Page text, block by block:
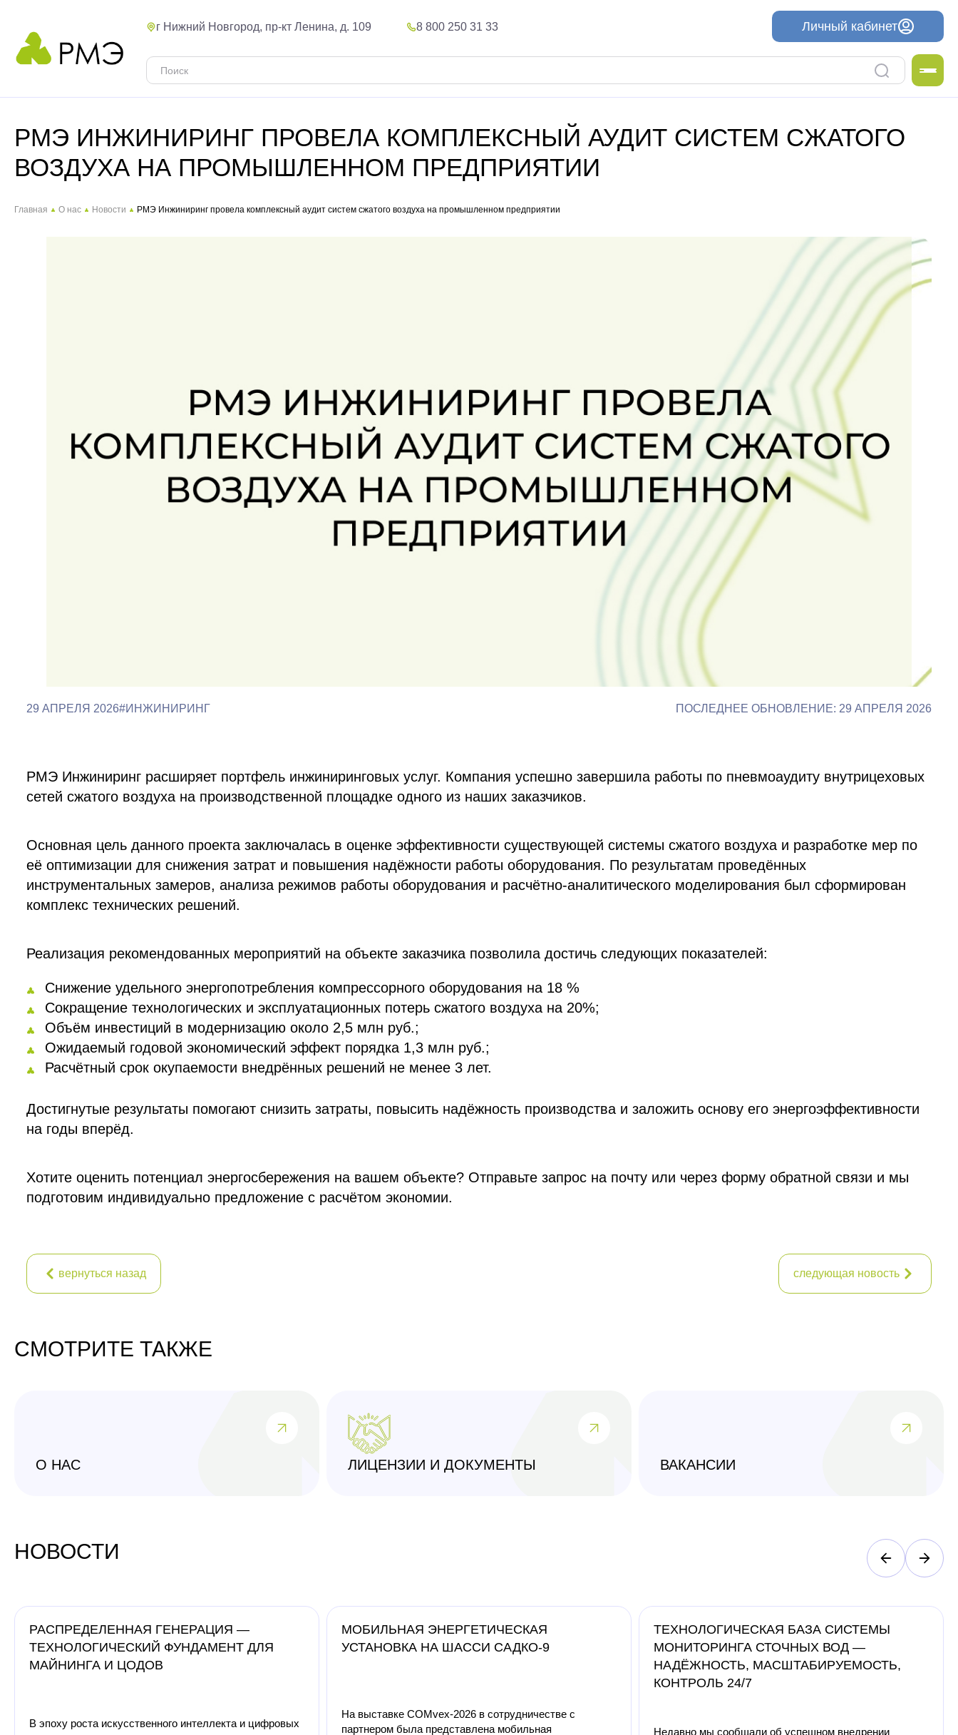
г Нижний Новгород, пр-кт Ленина, д. 109 8 800 250 31 33 Личный кабинет
РМЭ ИНЖИНИРИНГ ПРОВЕЛА КОМПЛЕКСНЫЙ АУДИТ СИСТЕМ СЖАТОГО
ВОЗДУХА НА ПРОМЫШЛЕННОМ ПРЕДПРИЯТИИ
Главная О нас Новости РМЭ Инжиниринг провела комплексный аудит систем сжатого воздуха на промышленном предприятии
29 АПРЕЛЯ 2026#ИНЖИНИРИНГ ПОСЛЕДНЕЕ ОБНОВЛЕНИЕ: 29 АПРЕЛЯ 2026
РМЭ Инжиниринг расширяет портфель инжиниринговых услуг. Компания успешно завершила работы по пневмоаудиту внутрицеховых
сетей сжатого воздуха на производственной площадке одного из наших заказчиков.
Основная цель данного проекта заключалась в оценке эффективности существующей системы сжатого воздуха и разработке мер по
её оптимизации для снижения затрат и повышения надёжности работы оборудования. По результатам проведённых
инструментальных замеров, анализа режимов работы оборудования и расчётно-аналитического моделирования был сформирован
комплекс технических решений.
Реализация рекомендованных мероприятий на объекте заказчика позволила достичь следующих показателей:
Снижение удельного энергопотребления компрессорного оборудования на 18 %
Сокращение технологических и эксплуатационных потерь сжатого воздуха на 20%;
Объём инвестиций в модернизацию около 2,5 млн руб.;
Ожидаемый годовой экономический эффект порядка 1,3 млн руб.;
Расчётный срок окупаемости внедрённых решений не менее 3 лет.
Достигнутые результаты помогают снизить затраты, повысить надёжность производства и заложить основу его энергоэффективности
на годы вперёд.
Хотите оценить потенциал энергосбережения на вашем объекте? Отправьте запрос на почту или через форму обратной связи и мы
подготовим индивидуально предложение с расчётом экономии.
вернуться назад следующая новость
СМОТРИТЕ ТАКЖЕ
О НАС ЛИЦЕНЗИИ И ДОКУМЕНТЫ ВАКАНСИИ
НОВОСТИ
РАСПРЕДЕЛЕННАЯ ГЕНЕРАЦИЯ —
ТЕХНОЛОГИЧЕСКИЙ ФУНДАМЕНТ ДЛЯ
МАЙНИНГА И ЦОДОВ
В эпоху роста искусственного интеллекта и цифровых
МОБИЛЬНАЯ ЭНЕРГЕТИЧЕСКАЯ
УСТАНОВКА НА ШАССИ САДКО-9
На выставке COMvex-2026 в сотрудничестве с
партнером была представлена мобильная
ТЕХНОЛОГИЧЕСКАЯ БАЗА СИСТЕМЫ
МОНИТОРИНГА СТОЧНЫХ ВОД —
НАДЁЖНОСТЬ, МАСШТАБИРУЕМОСТЬ,
КОНТРОЛЬ 24/7
Недавно мы сообщали об успешном внедрении